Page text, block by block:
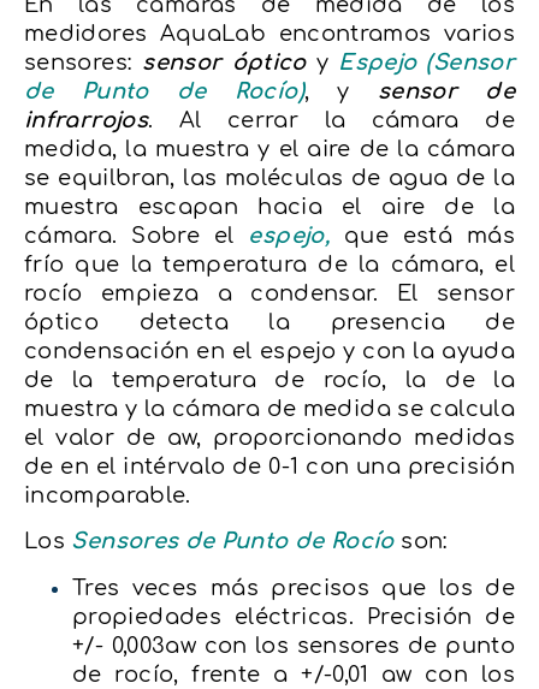
medidores AquaLab encontramos varios
sensores: sensor ópticoy Espejo (Sensor
de Punto de Rocío), y sensor de
infrarrojos. Al cerrar la cámara de
medida, la muestra y el aire de la cámara
se equilbran, las moléculas de agua de la
muestra escapan hacia el aire de la
cámara. Sobre el espejo,que está más
frío que la temperatura de la cámara, el
rocío empieza a condensar. El sensor
óptico detecta la presencia de
condensación en el espejo y con la ayuda
de la temperatura de rocío, la de la
muestra y la cámara de medida se calcula
el valor de aw, proporcionando medidas
de en el intérvalo de 0-1 con una precisión
incomparable.
Los Sensores de Punto de Rocíoson:
Tres veces más precisos que los de
propiedades eléctricas. Precisión de
+/- 0,003aw con los sensores de punto
de rocío, frente a +/-0,01 aw con los